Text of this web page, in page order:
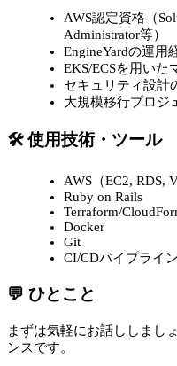
AWS認定資格（
Administrator等）
EngineYardの運用
EKS/ECSを用いた
セキュリティ設計
大規模移行プロジ
🛠 使用技術・ツール
AWS（EC2, RDS,
Ruby on Rails
Terraform/
Docker
Git
CI/CDパイプライン
💬 ひとこと
まずは気軽にお話ししまし
ンスです。